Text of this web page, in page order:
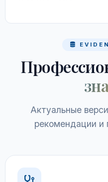
Актуальные
рекомендации и